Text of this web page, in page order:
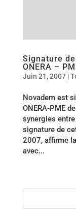
Signature
ONERA –
Juin 21, 2007|
Novadem est
ONERA-PME
synergies entre
signature de
2007, affirme
avec...